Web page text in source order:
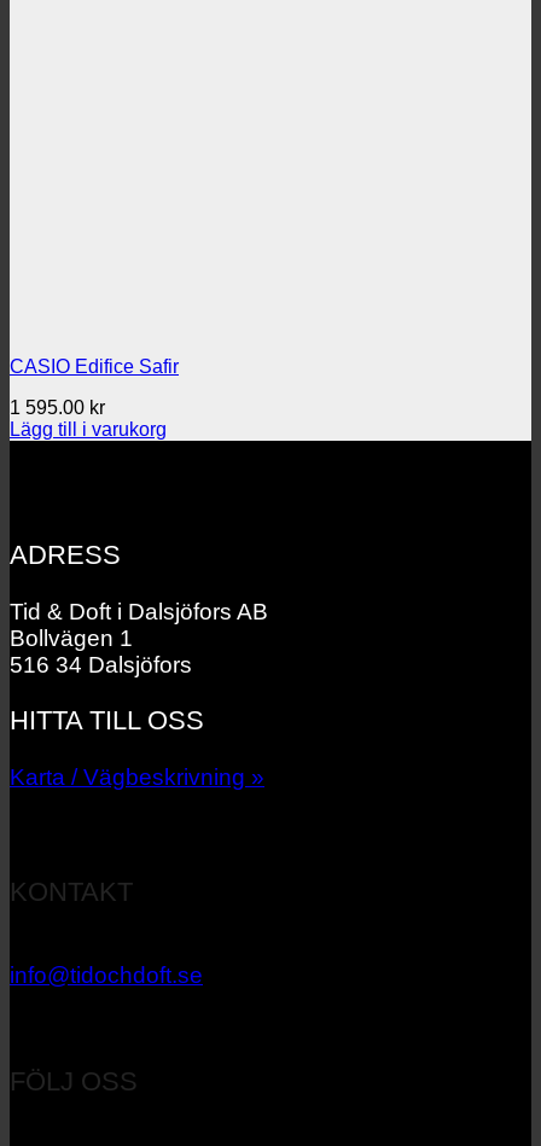
CASIO Edifice Safir
1 595.00 kr
Lägg till i varukorg
ADRESS
Tid & Doft i Dalsjöfors AB
Bollvägen 1
516 34 Dalsjöfors
HITTA TILL OSS
Karta / Vägbeskrivning »
KONTAKT
info@tidochdoft.se
FÖLJ OSS